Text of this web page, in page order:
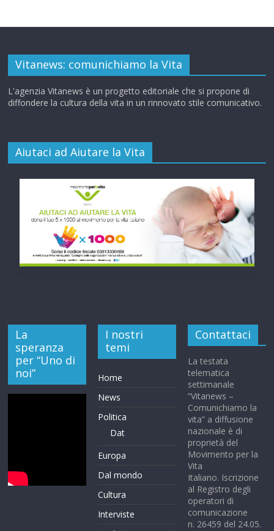
Vitanews: comunichiamo la Vita
L'agenzia Vitanews è un progetto editoriale che si propone di
diffondere la cultura della vita in un rinnovato stile comunicativo.
Aiutaci ad Aiutare la Vita
La
speranza
per “Uno di
noi”
I nostri
temi
Home
News
Politica
Dat
Europa
Dal mondo
Cultura
Interviste
Contattaci
La testata
telematica
settimanale
“Vitanews –
Comunichiamo la
vita” a diffusione
nazionale è di
proprietà del
Movimento per la
Vita
Italiano. Iscrizione
al Registro degli
operatori di
comunicazione
n. 26459 del 24.05.